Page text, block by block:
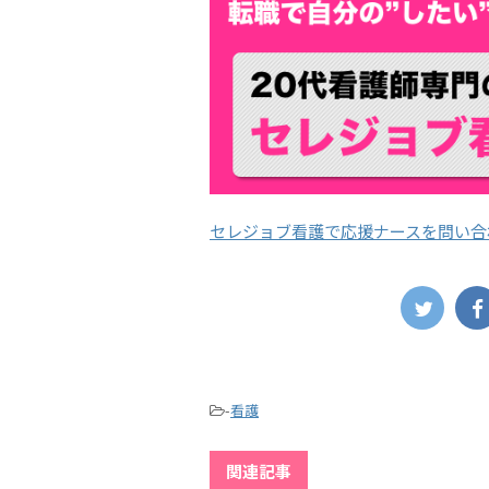
セレジョブ看護で応援ナースを問い
-看護
関連記事